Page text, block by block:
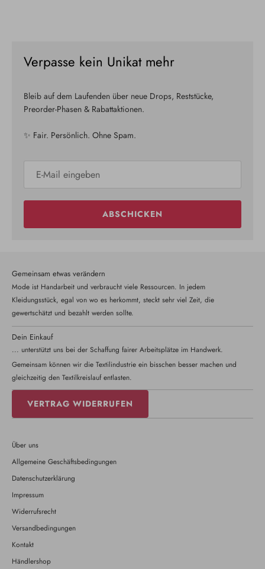
Verpasse kein Unikat mehr
Bleib auf dem Laufenden über neue Drops, Reststücke,
Preorder-Phasen & Rabattaktionen.
✨ Fair. Persönlich. Ohne Spam.
ABSCHICKEN
Gemeinsam etwas verändern
Mode ist Handarbeit und verbraucht viele Ressourcen. In jedem
Kleidungsstück, egal von wo es herkommt, steckt sehr viel Zeit, die
gewertschätzt und bezahlt werden sollte.
Dein Einkauf
... unterstützt uns bei der Schaffung fairer Arbeitsplätze im Handwerk.
Gemeinsam können wir die Textilindustrie ein bisschen besser machen und
gleichzeitig den Textilkreislauf entlasten.
VERTRAG WIDERRUFEN
Über uns
Allgemeine Geschäftsbedingungen
Datenschutzerklärung
Impressum
Widerrufsrecht
Versandbedingungen
Kontakt
Händlershop